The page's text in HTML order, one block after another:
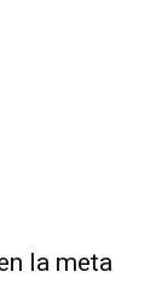
la meta